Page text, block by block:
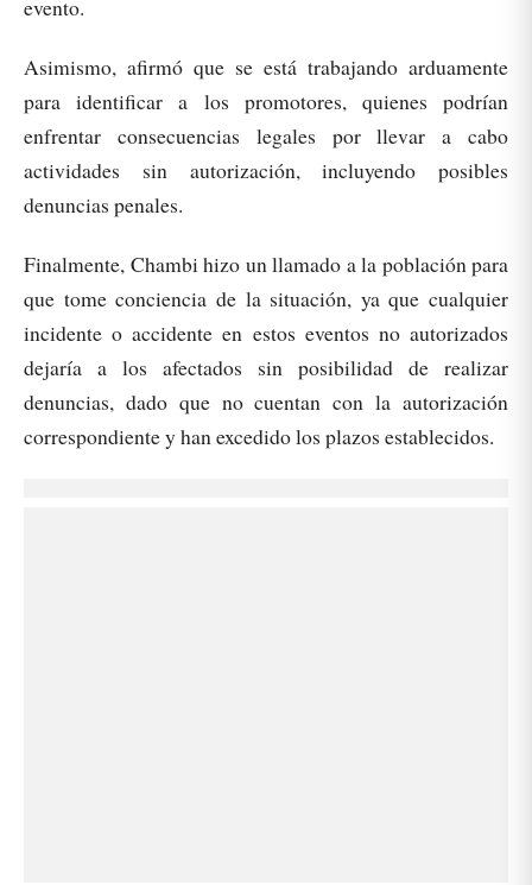
evento.
Asimismo, afirmó que se está trabajando arduamente
para identificar a los promotores, quienes podrían
enfrentar consecuencias legales por llevar a cabo
actividades sin autorización, incluyendo posibles
denuncias penales.
Finalmente, Chambi hizo un llamado a la población para
que tome conciencia de la situación, ya que cualquier
incidente o accidente en estos eventos no autorizados
dejaría a los afectados sin posibilidad de realizar
denuncias, dado que no cuentan con la autorización
correspondiente y han excedido los plazos establecidos.